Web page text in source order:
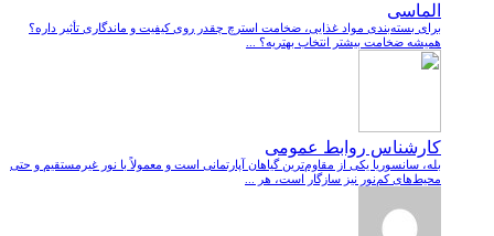
الماسی
برای بسته‌بندی مواد غذایی، ضخامت استرچ چقدر روی کیفیت و ماندگاری تأثیر داره؟
همیشه ضخامت بیشتر انتخاب بهتریه؟ ...
کارشناس روابط عمومی
بله، سانسوریا یکی از مقاوم‌ترین گیاهان آپارتمانی است و معمولاً با نور غیرمستقیم و حتی
محیط‌های کم‌نور نیز سازگار است، هر ...